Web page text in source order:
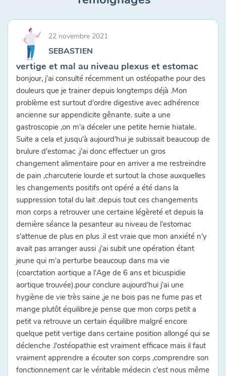
22 novembre 2021
SEBASTIEN
vertige et mal au niveau plexus et estomac
bonjour, j'ai consulté récemment un ostéopathe pour des
douleurs que je trainer depuis longtemps déjà .Mon
problème est surtout d'ordre digestive avec adhérence
ancienne sur appendicite gênante. suite a une
gastroscopie ,on m'a déceler une petite hernie hiatale.
Suite a cela et jusqu'à aujourd'hui je subissait beaucoup de
brulure d'estomac .j'ai donc effectuer un gros
changement alimentaire pour en arriver a me restreindre
de pain ,charcuterie lourde et surtout la chose auxquelles
les changements positifs ont opéré a été dans la
suppression total du lait .depuis tout ces changements
mon corps a retrouver une certaine légèreté et depuis la
dernière séance la pesanteur au niveau de l'estomac
s'attenue de plus en plus .il est vraie que mon anxiété n'y
avait pas arranger aussi .j'ai subit une opération étant
jeune qui m'a perturbe beaucoup dans ma vie
(coarctation aortique a l'Age de 6 ans et bicuspidie
aortique trouvée).pour conclure aujourd'hui j'ai une
hygiène de vie très saine ,je ne bois pas ne fume pas et
mange plutôt équilibre.je pense que mon corps petit a
petit va retrouve un certain équilibre malgré encore
quelque petit vertige dans certaine position allongé qui se
déclenche .l'ostéopathie est vraiment efficace mais il faut
vraiment apprendre a écouter son corps ,comprendre son
fonctionnement car le véritable médecin c'est nous même